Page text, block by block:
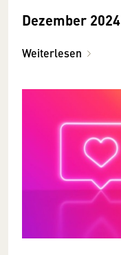
Dezember 2024
Weiterlesen